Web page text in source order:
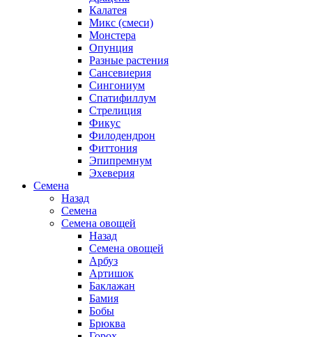
Калатея
Микс (смеси)
Монстера
Опунция
Разные растения
Сансевиерия
Сингониум
Спатифиллум
Стрелиция
Фикус
Филодендрон
Фиттония
Эпипремнум
Эхеверия
Семена
Назад
Семена
Семена овощей
Назад
Семена овощей
Арбуз
Артишок
Баклажан
Бамия
Бобы
Брюква